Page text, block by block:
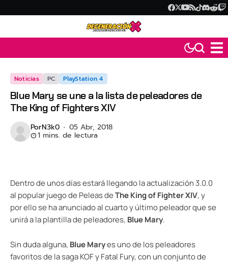
Noticias PC PlayStation 4
Blue Mary se une a la lista de peleadores de
The King of Fighters XIV
PorN3k0 05 Abr, 2018
1 mins. de lectura
Dentro de unos días estará llegando la actualización 3.0.0
al popular juego de Peleas deThe King of Fighter XIV, y
por ello se ha anunciado al cuarto y último peleador que se
unirá a la plantilla de peleadores, Blue Mary.
Sin duda alguna, Blue Maryes uno de los peleadores
favoritos de la saga KOF y Fatal Fury, con un conjunto de